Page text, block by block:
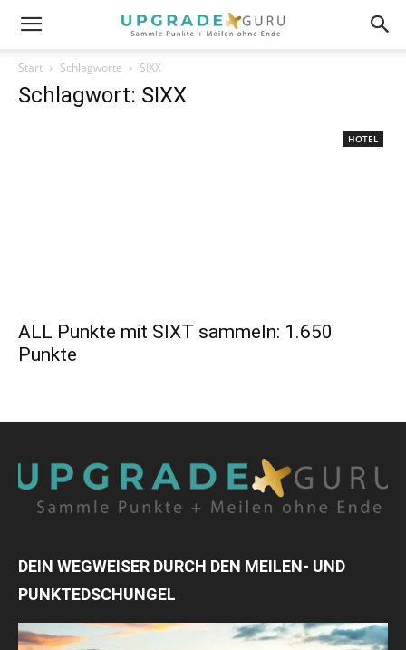
Start Schlagworte SIXX
Schlagwort: SIXX
HOTEL
ALL Punkte mit SIXT sammeln: 1.650
Punkte
DEIN WEGWEISER DURCH DEN MEILEN- UND
PUNKTEDSCHUNGEL